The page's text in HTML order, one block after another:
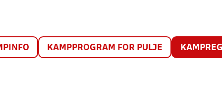
KAMPPROGRAM FOR PULJE